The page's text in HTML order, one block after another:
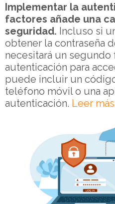
Implementar la
factores añade una
seguridad. Incluso si
obtener la contraseña
necesitará un segundo
autenticación para
puede incluir un
teléfono móvil o una
autenticación. Leer más